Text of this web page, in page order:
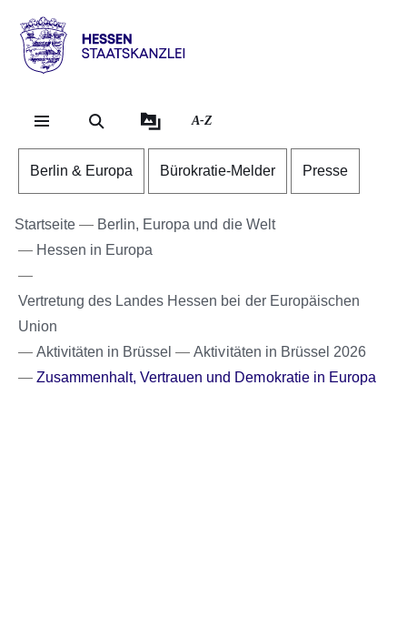
Hessen
Staatskanzlei
A-Z
Berlin & Europa Bürokratie-Melder Presse
Startseite
Berlin, Europa und die Welt
Hessen in Europa
Vertretung des Landes Hessen bei der Europäischen
Union
Aktivitäten in Brüssel
Aktivitäten in Brüssel 2026
Zusammenhalt, Vertrauen und Demokratie in Europa